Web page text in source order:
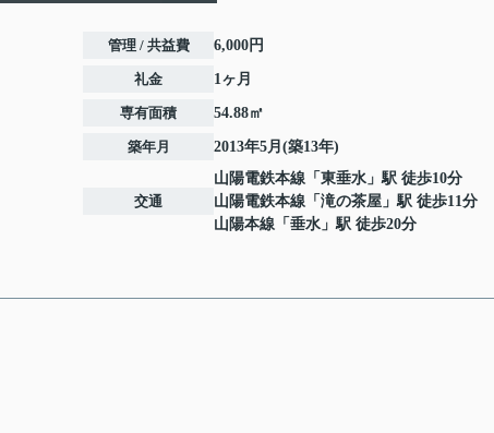
管理 / 共益費 6,000円
礼金 1ヶ月
専有面積 54.88㎡
築年月 2013年5月(築13年)
交通
山陽電鉄本線 「 東垂水 」駅 徒歩10分
山陽電鉄本線 「 滝の茶屋 」駅 徒歩11分
山陽本線 「 垂水 」駅 徒歩20分